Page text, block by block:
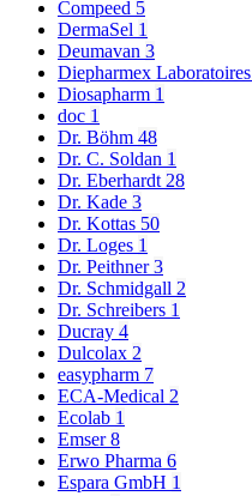
Compeed 5
DermaSel 1
Deumavan 3
Diepharmex Laboratoires
Diosapharm 1
doc 1
Dr. Böhm 48
Dr. C. Soldan 1
Dr. Eberhardt 28
Dr. Kade 3
Dr. Kottas 50
Dr. Loges 1
Dr. Peithner3
Dr. Schmidgall 2
Dr. Schreibers 1
Ducray 4
Dulcolax 2
easypharm 7
ECA-Medical 2
Ecolab 1
Emser8
Erwo Pharma 6
Espara GmbH 1